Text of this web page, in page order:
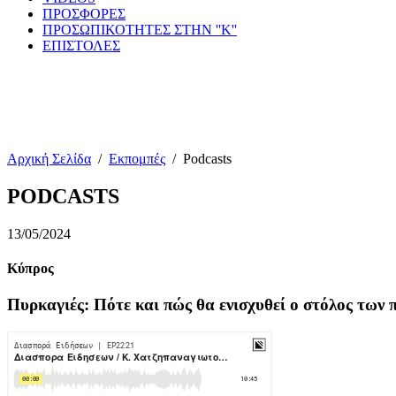
ΠΡΟΣΦΟΡΕΣ
ΠΡΟΣΩΠΙΚΟΤΗΤΕΣ ΣΤΗΝ ''Κ''
ΕΠΙΣΤΟΛΕΣ
Αρχική Σελίδα / Εκπομπές / Podcasts
PODCASTS
13/05/2024
Κύπρος
Πυρκαγιές: Πότε και πώς θα ενισχυθεί ο στόλος των